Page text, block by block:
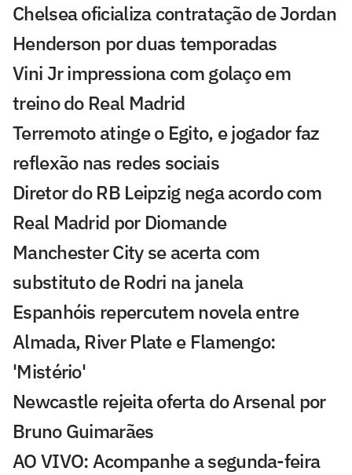
Chelsea oficializa contratação de Jordan
Henderson por duas temporadas
Vini Jr impressiona com golaço em
treino do Real Madrid
Terremoto atinge o Egito, e jogador faz
reflexão nas redes sociais
Diretor do RB Leipzig nega acordo com
Real Madrid por Diomande
Manchester City se acerta com
substituto de Rodri na janela
Espanhóis repercutem novela entre
Almada, River Plate e Flamengo:
'Mistério'
Newcastle rejeita oferta do Arsenal por
Bruno Guimarães
AO VIVO: Acompanhe a segunda-feira